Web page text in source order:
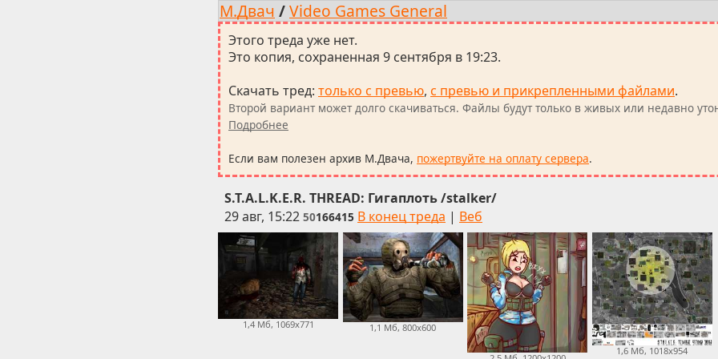
М.Двач /Video Games General
Этого треда уже нет.
Это копия, сохраненная 9 сентября в 19:23.
Скачать тред: только с превью, с превью и прикрепленными файлами.
Второй вариант может долго скачиваться. Файлы будут только в живых или недавно
Подробнее
Если вам полезен архив М.Двача, пожертвуйте на оплату сервера.
S.T.A.L.K.E.R. THREAD: Гигаплоть /stalker/
29 авг, 15:22 50166415 В конец треда | Веб
1,4 Мб, 1069x771 1,1 Мб, 800x600
1,6 Мб, 1018x954